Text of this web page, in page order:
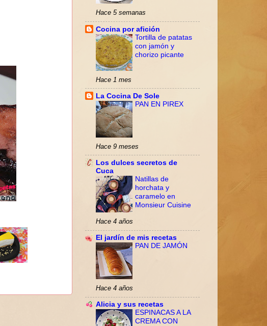
Hace 5 semanas
Cocina por afición
Tortilla de patatas
con jamón y
chorizo picante
Hace 1 mes
La Cocina De Sole
PAN EN PIREX
Hace 9 meses
Los dulces secretos de
Cuca
Natillas de
horchata y
caramelo en
Monsieur Cuisine
Hace 4 años
El jardín de mis recetas
PAN DE JAMÓN
Hace 4 años
Alicia y sus recetas
ESPINACAS A LA
CREMA CON